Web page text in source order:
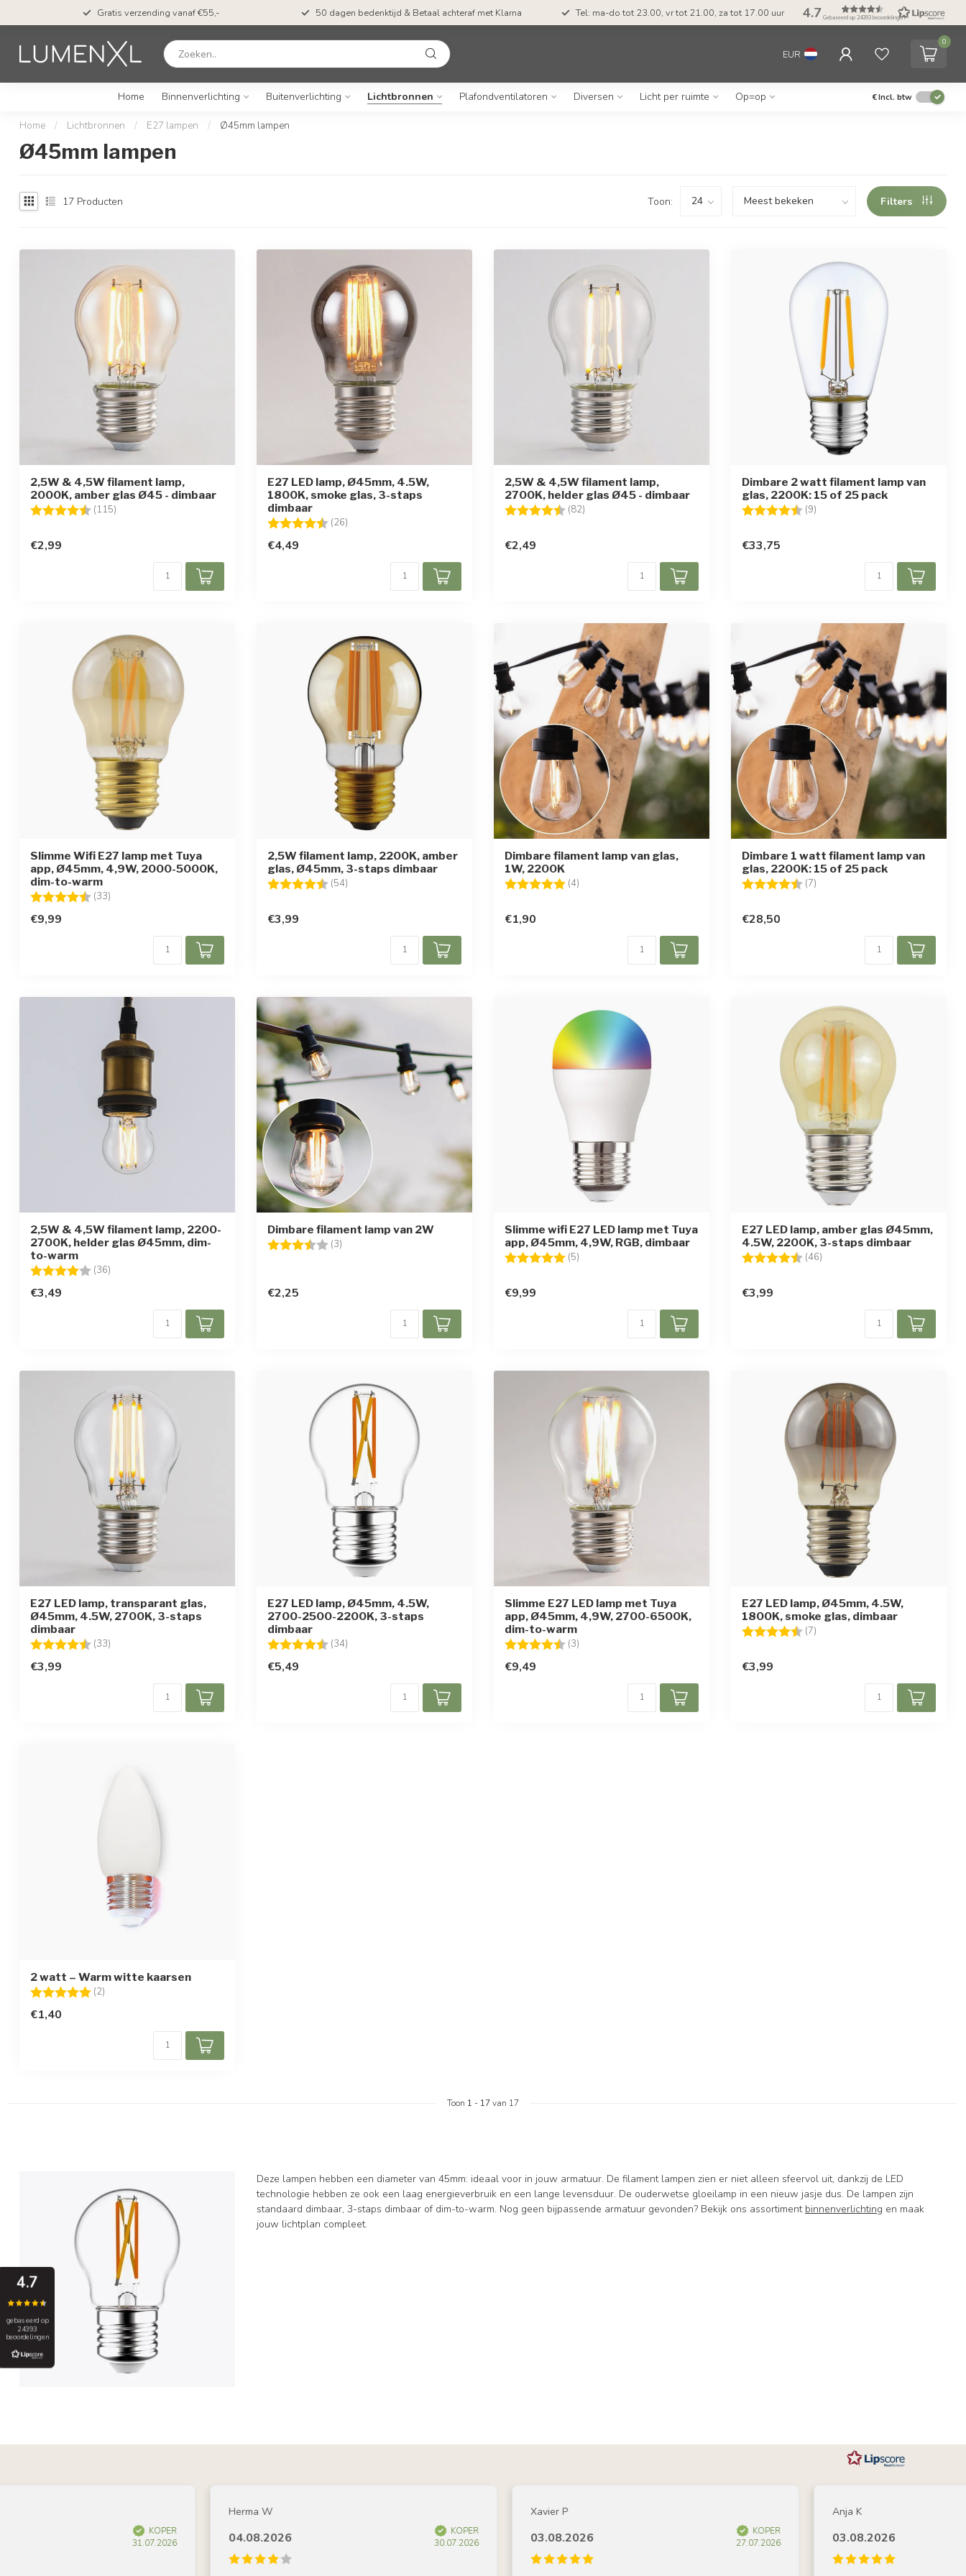
Gratis verzending vanaf €55,- 50 dagen bedenktijd & Betaal achteraf met Klarna Tel: ma-do tot 23.00, vr tot 21.00, za tot 17.00 uur 4.7 Gebaseerd op 24393 beoordelingen
EUR
0
Home Binnenverlichting Buitenverlichting Lichtbronnen Plafondventilatoren Diversen Licht per ruimte Op=op €Incl. btw
Home / Lichtbronnen / E27 lampen / Ø45mm lampen
Ø45mm lampen
17 Producten Toon: Filters
2,5W & 4,5W filament lamp,
2000K, amber glas Ø45 - dimbaar
Beoordeling: (115)
€2,99
E27 LED lamp, Ø45mm, 4.5W,
1800K, smoke glas, 3-staps
dimbaar
Beoordeling: (26)
€4,49
2,5W & 4,5W filament lamp,
2700K, helder glas Ø45 - dimbaar
Beoordeling: (82)
€2,49
Dimbare 2 watt filament lamp van
glas, 2200K: 15 of 25 pack
Beoordeling: (9)
€33,75
Slimme Wifi E27 lamp met Tuya
app, Ø45mm, 4,9W, 2000-5000K,
dim-to-warm
Beoordeling: (33)
€9,99
2,5W filament lamp, 2200K, amber
glas, Ø45mm, 3-staps dimbaar
Beoordeling: (54)
€3,99
Dimbare filament lamp van glas,
1W, 2200K
Beoordeling: (4)
€1,90
Dimbare 1 watt filament lamp van
glas, 2200K: 15 of 25 pack
Beoordeling: (7)
€28,50
2,5W & 4,5W filament lamp, 2200-
2700K, helder glas Ø45mm, dim-
to-warm
Beoordeling: (36)
€3,49
Dimbare filament lamp van 2W
Beoordeling: (3)
€2,25
Slimme wifi E27 LED lamp met Tuya
app, Ø45mm, 4,9W, RGB, dimbaar
Beoordeling: (5)
€9,99
E27 LED lamp, amber glas Ø45mm,
4.5W, 2200K, 3-staps dimbaar
Beoordeling: (46)
€3,99
E27 LED lamp, transparant glas,
Ø45mm, 4.5W, 2700K, 3-staps
dimbaar
Beoordeling: (33)
€3,99
E27 LED lamp, Ø45mm, 4.5W,
2700-2500-2200K, 3-staps
dimbaar
Beoordeling: (34)
€5,49
Slimme E27 LED lamp met Tuya
app, Ø45mm, 4,9W, 2700-6500K,
dim-to-warm
Beoordeling: (3)
€9,49
E27 LED lamp, Ø45mm, 4.5W,
1800K, smoke glas, dimbaar
Beoordeling: (7)
€3,99
2 watt – Warm witte kaarsen
Beoordeling: (2)
€1,40
Toon 1 - 17van 17
Deze lampen hebben een diameter van 45mm: ideaal voor in jouw armatuur. De filament lampen zien er niet alleen sfeervol uit, dankzij de LED
technologie hebben ze ook een laag energieverbruik en een lange levensduur. De ouderwetse gloeilamp in een nieuw jasje dus. De lampen zijn
standaard dimbaar, 3-staps dimbaar of dim-to-warm. Nog geen bijpassende armatuur gevonden? Bekijk ons assortiment binnenverlichting en maak
jouw lichtplan compleet.
KOPER
31.07.2026
Herma W
04.08.2026
KOPER
30.07.2026
03.08.2026
KOPER
27.07.2026
03.08.2026
4.7
gebaseerd op
24393
beoordelingen